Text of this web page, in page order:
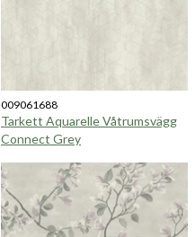
009061688
Tarkett Aquarelle Våtrumsvägg
Connect Grey